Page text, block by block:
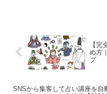
【完
め方
プ
SNSから集客して占い講座を自